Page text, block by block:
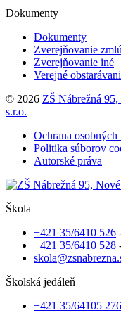
Dokumenty
Dokumenty
Zverejňovanie
Zverejňovanie iné
Verejné
© 2026 ZŠ Nábrežná
s.r.o.
Ochrana osobných
Politika súborov
Autorské práva
Škola
+421 35/6410 526
+421 35/6410 528
Školská jedáleň
+421 35/64105 276